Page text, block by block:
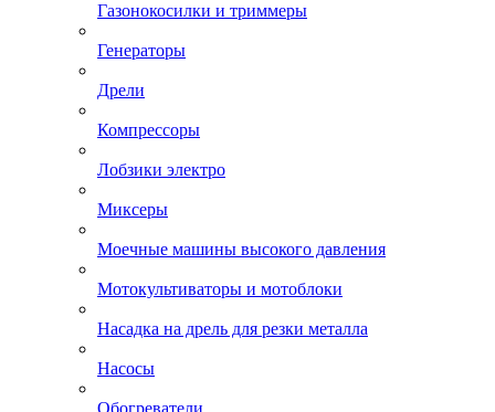
Газонокосилки и триммеры
Генераторы
Дрели
Компрессоры
Лобзики электро
Миксеры
Моечные машины высокого давления
Мотокультиваторы и мотоблоки
Насадка на дрель для резки металла
Насосы
Обогреватели